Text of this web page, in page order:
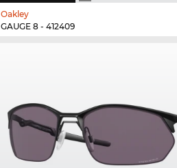
Oakley
GAUGE 8 - 412409